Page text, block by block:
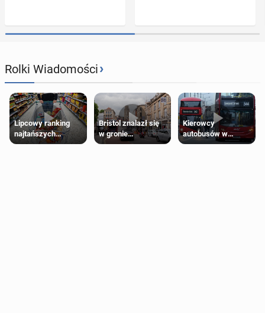
Rolki Wiadomości›
Lipcowy ranking
najtańszych
supermarketów
Bristol znalazł się
w gronie
najlepszych
Kierowcy
autobusów w
Londynie